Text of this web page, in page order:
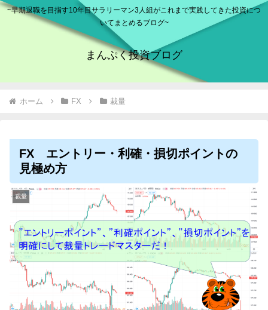
~早期退職を目指す10年目サラリーマン3人組がこれまで実践してきた投資につ
いてまとめるブログ~
まんぷく投資ブログ
ホーム FX 裁量
FX エントリー・利確・損切ポイントの
見極め方
裁量